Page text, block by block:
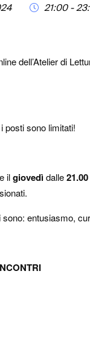
21:00 -
dell’Atelier di
posti sono limitati!
e ilgiovedì dalle21.00
entusiasmo,